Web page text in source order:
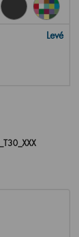
Levé